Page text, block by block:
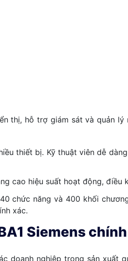
thị, hỗ trợ giám sát và quản
thiết bị. Kỹ thuật viên dễ
cao hiệu suất hoạt động, điều
chức năng và 400 khối
xác.
Siemens
doanh nghiệp trong sản xuất